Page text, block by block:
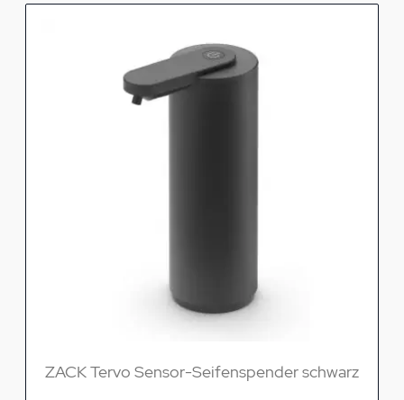
ZACK Tervo Sensor-Seifenspender schwarz